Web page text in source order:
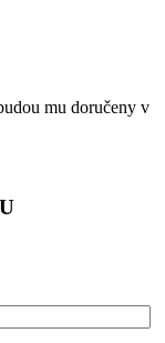
mu doručeny v